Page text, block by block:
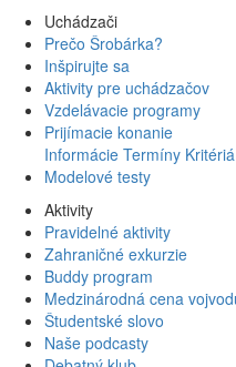
Uchádzači
Prečo Šrobárka?
Inšpirujte sa
Aktivity pre uchádzačov
Vzdelávacie programy
Prijímacie konanie
Informácie Termíny
Modelové testy
Aktivity
Pravidelné aktivity
Zahraničné exkurzie
Buddy program
Medzinárodná cena
Študentské slovo
Naše podcasty